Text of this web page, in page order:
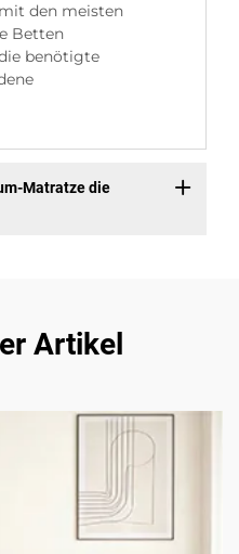
den meisten
Betten
benötigte
Matratze die
Artikel